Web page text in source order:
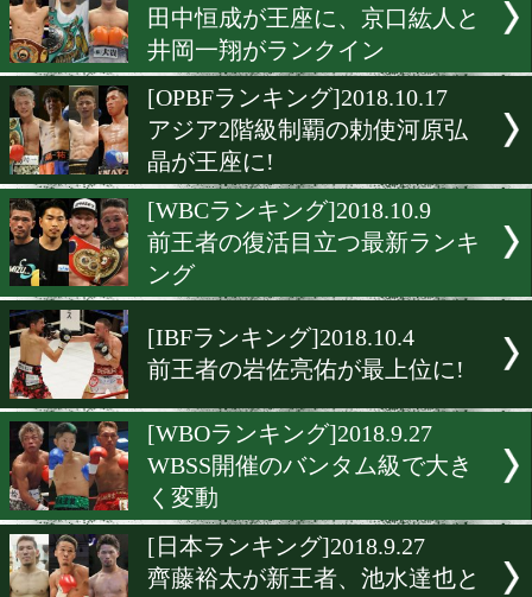
佐宗緋月、中野ウルフ、大
人がランクイン
[WBOランキング
田中恒成が王座に、京口紘
井岡一翔がランクイン
[OPBFランキング
アジア2階級制覇の勅使河
晶が王座に!
[WBCランキング]2018.10.9
前王者の復活目立つ最新ラ
ング
[IBFランキング]2018.10.4
前王者の岩佐亮佑が最上位